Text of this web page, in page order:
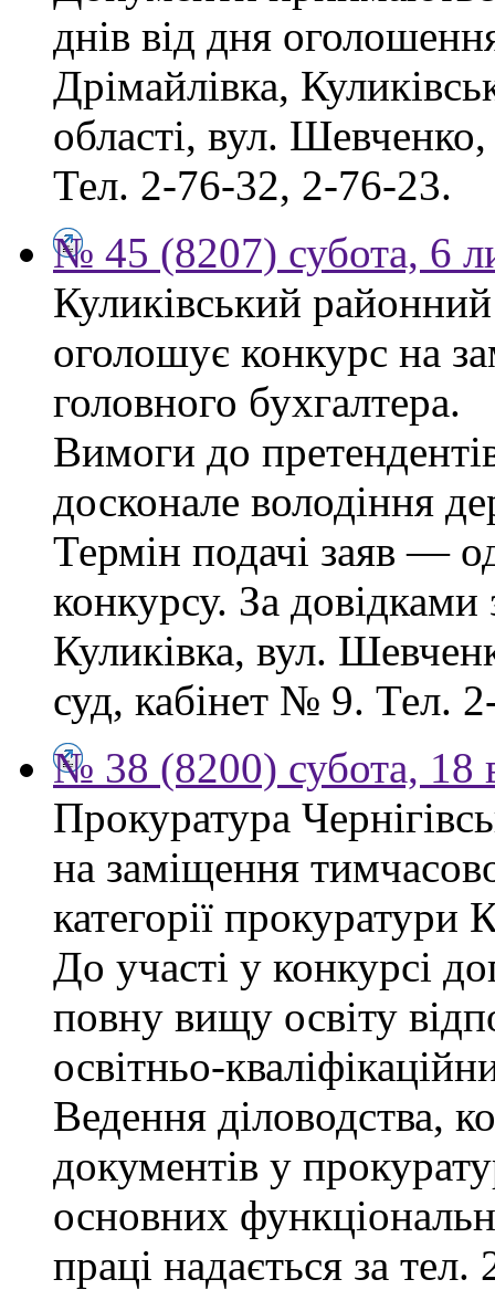
днів від дня
Дрімайлівка,
області, вул.
Тел. 2-76-32, 2-76-23.
№ 45 (8207) субота, 6
Куликівський районний
оголошує конкурс на
головного бухгалтера.
Вимоги до
досконале володіння
Термін подачі заяв —
конкурсу. За
Куликівка, вул.
суд, кабінет № 9. Тел.
№ 38 (8200) субота, 18
Прокуратура
на заміщення
категорії прокуратури
До участі у конкурсі
повну вищу освіту
освітньо-
Ведення діловодства,
документів у
основних
праці надається за